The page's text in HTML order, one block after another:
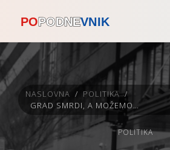
NASLOVNA / POLITIKA /
GRAD SMRDI, A MOŽEMO! IDE U LYON NA SASTANAK S LUBENIČARIMA IZ EUROPE
POLITIKA